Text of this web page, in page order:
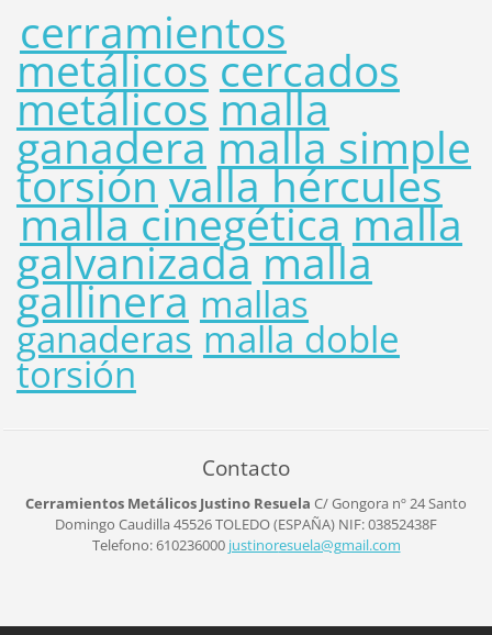
cerramientos
metálicoscercados
metálicosmalla
ganadera malla simple
torsiónvalla hércules
malla cinegéticamalla
galvanizadamalla
gallinera mallas
ganaderas malla doble
torsión
Contacto
Cerramientos Metálicos Justino Resuela C/ Gongora nº 24Santo
Domingo Caudilla 45526TOLEDO (ESPAÑA) NIF: 03852438F
Telefono: 610236000 justinoresuela@gmail.com